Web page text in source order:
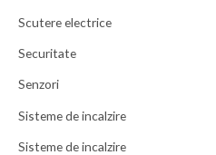
Scutere electrice
Securitate
Senzori
Sisteme de incalzire
Sisteme de incalzire